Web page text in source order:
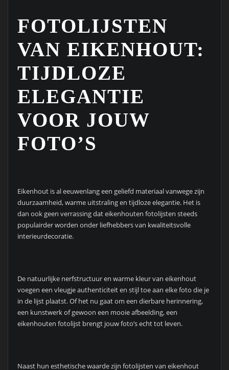
FOTOLIJSTEN
VAN EIKENHOUT:
TIJDLOZE
ELEGANTIE
VOOR JOUW
FOTO’S
Eikenhout is al eeuwenlang een geliefd materiaal vanwege zijn
duurzaamheid, warme uitstraling en tijdloze elegantie. Het is
dan ook geen verrassing dat eikenhouten fotolijsten steeds
populairder worden onder liefhebbers van kwaliteitsvolle
interieurdecoratie.
De natuurlijke nerfstructuur en warme kleur van eikenhout
voegen een vleugje authenticiteit en stijl toe aan elke foto die je
in de lijst plaatst. Of het nu gaat om een dierbare herinnering,
een kunstwerk of gewoon een mooie afbeelding, een
eikenhouten fotolijst brengt jouw foto’s echt tot leven.
Naast hun esthetische waarde zijn fotolijsten van eikenhout